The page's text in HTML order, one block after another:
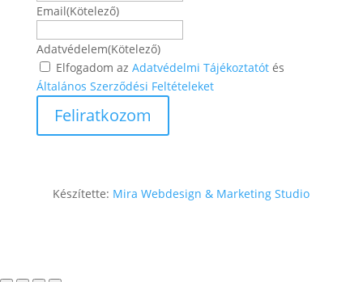
Email(Kötelező)
Adatvédelem(Kötelező)
Elfogadom az Adatvédelmi Tájékoztatótés
Általános Szerződési Feltételeket
Készítette: Mira Webdesign & Marketing Studio